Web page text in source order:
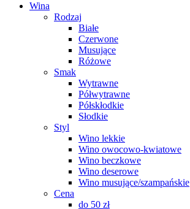
Wina
Rodzaj
Białe
Czerwone
Musujące
Różowe
Smak
Wytrawne
Półwytrawne
Półskłodkie
Słodkie
Styl
Wino lekkie
Wino owocowo-kwiatowe
Wino beczkowe
Wino deserowe
Wino musujące/szampańskie
Cena
do 50 zł